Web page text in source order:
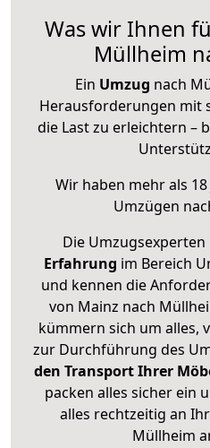
Was wir Ihnen
Müllheim
Ein Umzug nach
Herausforderungen mit
die Last zu erleichtern –
Wir haben mehr als
Umzügen
Die Umzugsexperten
Erfahrung im Bereich
und kennen die
von Mainz nach
kümmern sich um alles,
zur Durchführung des
den Transport Ihrer
packen alles sicher ein
alles rechtzeitig an
Müllheim